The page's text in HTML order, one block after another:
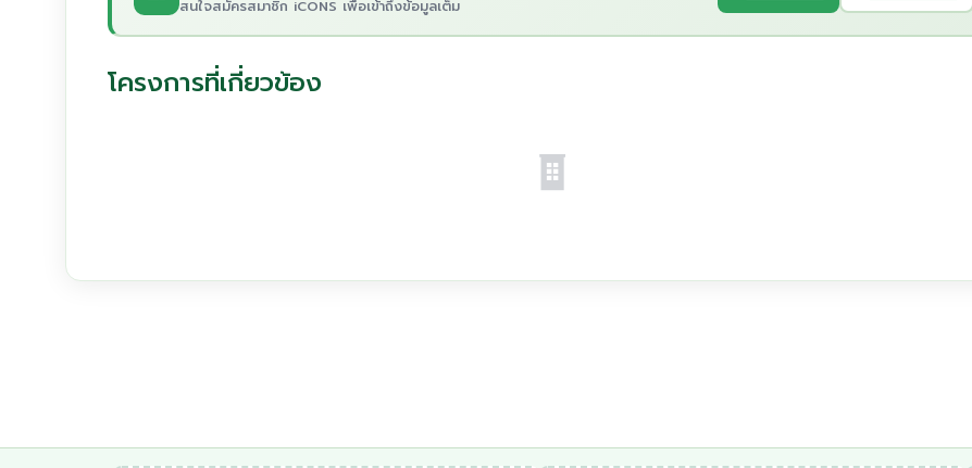
สนใจสมัครสมาชิก iCONS เพื่อเข้าถึงข้อมูลเต็ม
โครงการที่เกี่ยวข้อง